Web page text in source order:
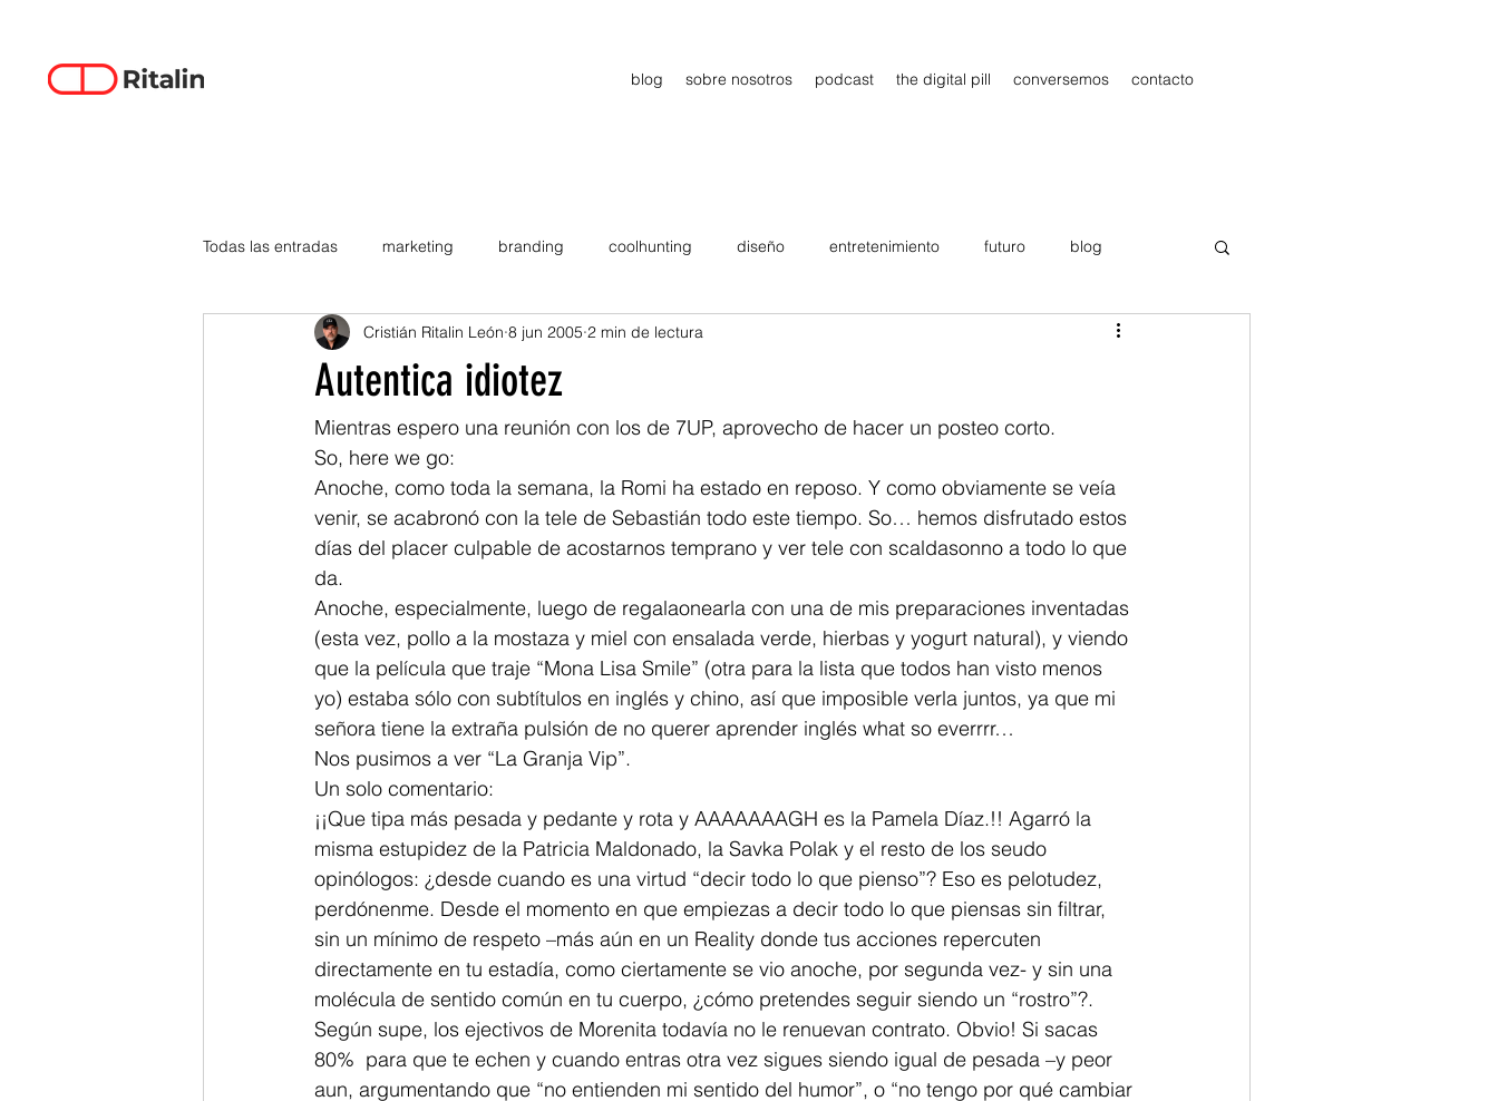
blog sobre nosotros podcast the digital pill conversemos contacto
Todas las entradas marketing branding coolhunting diseño entretenimiento futuro blog
data-driven creativity emprendimiento estrategia Publicidad
smartphones tecnología Viajes tendencias Wow B2B Showcase
Autentica idiotez
Cristián Ritalin León 8 jun 2005 2 min de lectura
Mientras espero una reunión con los de 7UP, aprovecho de hacer un posteo corto.
So, here we go:
Anoche, como toda la semana, la Romi ha estado en reposo. Y como obviamente se veía
venir, se acabronó con la tele de Sebastián todo este tiempo. So… hemos disfrutado estos
días del placer culpable de acostarnos temprano y ver tele con scaldasonno a todo lo que
da.
Anoche, especialmente, luego de regalaonearla con una de mis preparaciones inventadas
(esta vez, pollo a la mostaza y miel con ensalada verde, hierbas y yogurt natural), y viendo
que la película que traje “Mona Lisa Smile” (otra para la lista que todos han visto menos
yo) estaba sólo con subtítulos en inglés y chino, así que imposible verla juntos, ya que mi
señora tiene la extraña pulsión de no querer aprender inglés what so everrrr…
Nos pusimos a ver “La Granja Vip”.
Un solo comentario:
¡¡Que tipa más pesada y pedante y rota y AAAAAAAGH es la Pamela Díaz.!! Agarró la
misma estupidez de la Patricia Maldonado, la Savka Polak y el resto de los seudo
opinólogos: ¿desde cuando es una virtud “decir todo lo que pienso”? Eso es pelotudez,
perdónenme. Desde el momento en que empiezas a decir todo lo que piensas sin filtrar,
sin un mínimo de respeto –más aún en un Reality donde tus acciones repercuten
directamente en tu estadía, como ciertamente se vio anoche, por segunda vez- y sin una
molécula de sentido común en tu cuerpo, ¿cómo pretendes seguir siendo un “rostro”?.
Según supe, los ejectivos de Morenita todavía no le renuevan contrato. Obvio! Si sacas
80%  para que te echen y cuando entras otra vez sigues siendo igual de pesada –y peor
aun, argumentando que “no entienden mi sentido del humor”, o “no tengo por qué cambiar